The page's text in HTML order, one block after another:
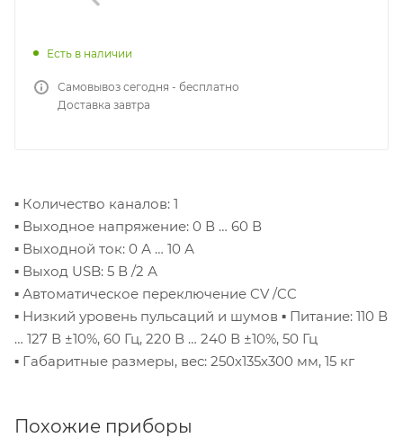
Есть в наличии
Самовывоз сегодня - бесплатно
Доставка завтра
▪ Количество каналов: 1
▪ Выходное напряжение: 0 В … 60 В
▪ Выходной ток: 0 А … 10 А
▪ Выход USB: 5 В /2 А
▪ Автоматическое переключение CV /CC
▪ Низкий уровень пульсаций и шумов ▪ Питание: 110 В
… 127 В ±10%, 60 Гц, 220 В … 240 В ±10%, 50 Гц
▪ Габаритные размеры, вес: 250х135х300 мм, 15 кг
Похожие приборы